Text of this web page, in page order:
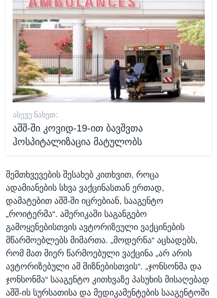
ᲐᲡᲔᲕᲔ ᲜᲐᲮᲔᲗ:
აშშ-ში კოვიდ-19-ით ბავშვთა
ჰოსპიტალიზაცია მატულობს
შემთხვევების შესახებ კითხვით, როცა
ადამიანების სხვა ვაქცინასთან ერთად,
დამატებით აშშ-ში იცრებიან, სააგენტო
„როიტერმა“. ამერიკაში საგანგებო
გამოყენებისთვის ავტორიზეული ვაქცინების
მწარმოებლებს მიმართა. „მოდერნა“ აცხადებს,
რომ მათ მიერ წარმოებული ვაქცინა „არ არის
ავტორიზებული ამ მიზნებისთვის“. „ჯონსონმა და
ჯონსონმა“ სააგენტო კითხვაზე პასუხის მისაღებად
აშშ-ის სურსათისა და მედიკამენტების სააგენტოში